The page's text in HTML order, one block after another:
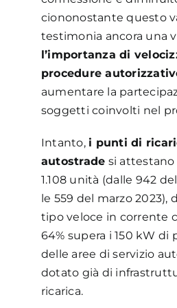
ciononostante questo
testimonia ancora una
l’importanza di
procedure
aumentare la
soggetti coinvolti nel
Intanto, i punti di
autostrade si attestano
1.108 unità (dalle 942
le 559 del marzo 2023),
tipo veloce in corrente
64% supera i 150 kW di
delle aree di servizio
dotato già di
ricarica.